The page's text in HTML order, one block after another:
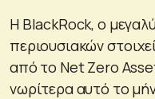
Η BlackRock, ο
περιουσιακών
από το Net Zero
νωρίτερα αυτό το